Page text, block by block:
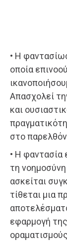
• Η
οποία
Απασχολεί
και
στο
• Η φαντασία
τη
ασκείται
τίθεται μια
εφαρμογή